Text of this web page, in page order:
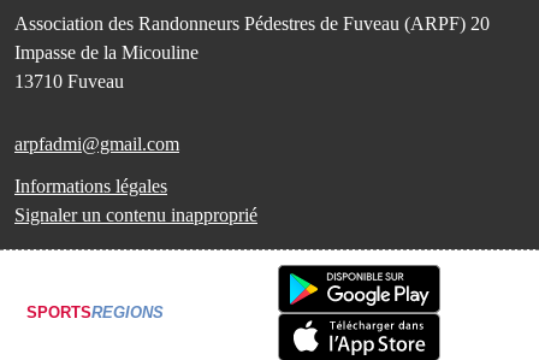
Association des Randonneurs Pédestres de Fuveau (ARPF) 20
Impasse de la Micouline
13710 Fuveau
arpfadmi@gmail.com
Informations légales
Signaler un contenu inapproprié
SPORTSREGIONS